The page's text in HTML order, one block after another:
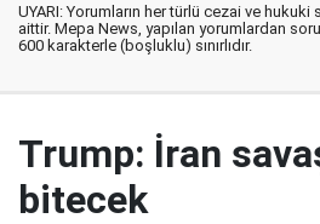
UYARI: Yorumların her türlü cezai ve
aittir. Mepa News, yapılan yorumlardan
600 karakterle (boşluklu) sınırlıdır.
Trump: İran
bitecek